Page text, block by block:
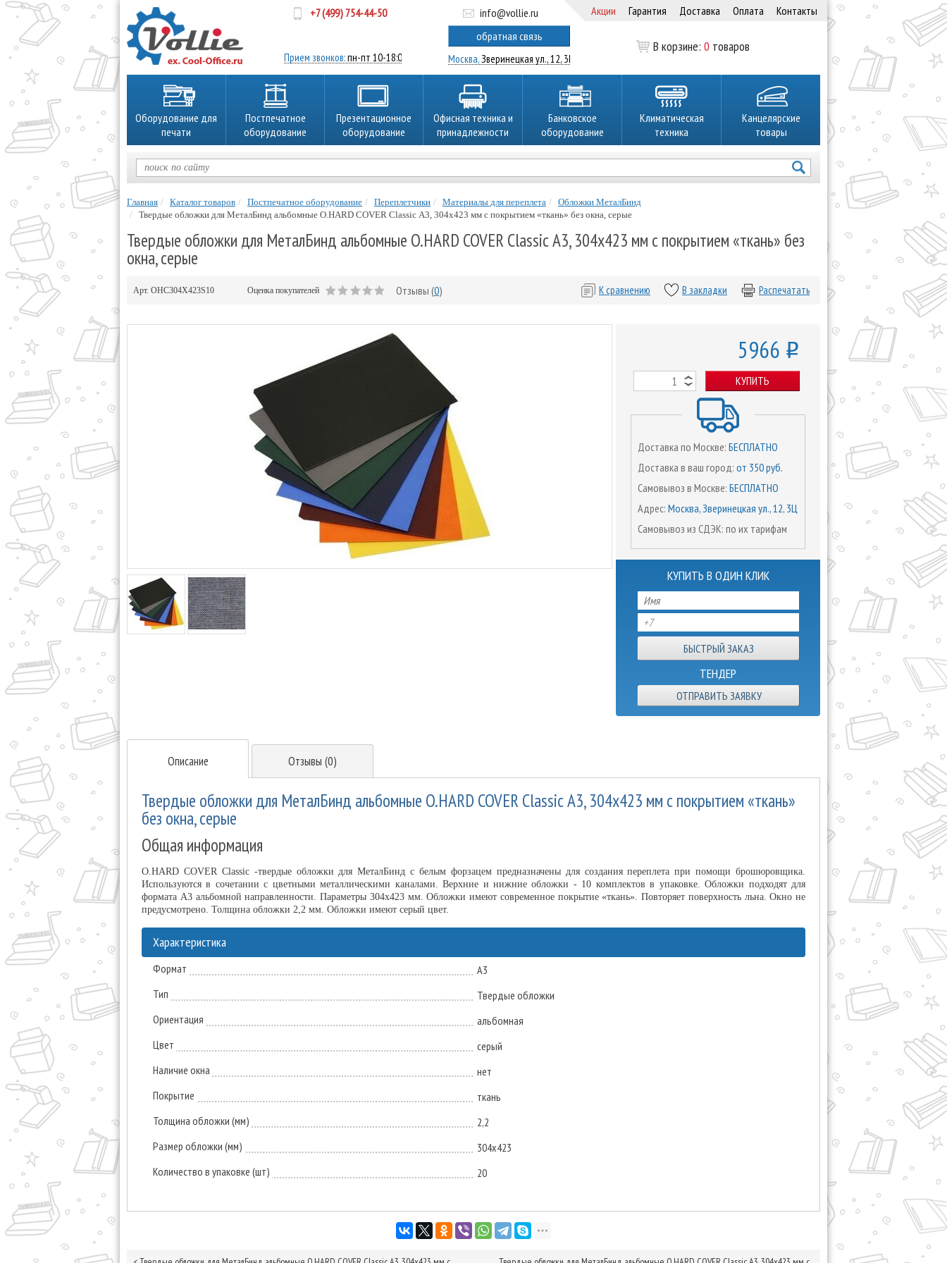
+7 (499) 754-44-50
Прием звонков:пн-пт 10-18:00
info@vollie.ru
обратная связь
Москва,Зверинецкая ул., 12, 3Ц
Акции Гарантия Доставка Оплата Контакты
В корзине:0 товаров
Оборудование для
печати
Постпечатное
оборудование
Презентационное
оборудование
Офисная техника и
принадлежности
Банковское
оборудование
Климатическая
техника
Канцелярские
товары
Главная Каталог товаров Постпечатное оборудование Переплетчики Материалы для переплета
Обложки МеталБинд
Твердые обложки для МеталБинд альбомные O.HARD COVER Classic А3, 304x423 мм с покрытием «ткань» без окна, серые
Твердые обложки для МеталБинд альбомные O.HARD COVER Classic А3, 304x423 мм с покрытием «ткань» без
окна, серые
Арт. OHC304X423S10 Оценка покупателей Отзывы (0) Распечатать
В закладки
К сравнению
5966 o
КУПИТЬ
Доставка по Москве: БЕСПЛАТНО
Доставка в ваш город: от 350 руб.
Самовывоз в Москве: БЕСПЛАТНО
Адрес: Москва, Зверинецкая ул., 12, 3Ц
Самовывоз из СДЭК: по их тарифам
КУПИТЬ В ОДИН КЛИК
ТЕНДЕР
ОТПРАВИТЬ ЗАЯВКУ
Описание Отзывы (0)
Твердые обложки для МеталБинд альбомные O.HARD COVER Classic А3, 304x423 мм с покрытием «ткань»
без окна, серые
Общая информация
O.HARD COVER Classic -твердые обложки для МеталБинд с белым форзацем предназначены для создания переплета при помощи брошюровщика.
Используются в сочетании с цветными металлическими каналами. Верхние и нижние обложки - 10 комплектов в упаковке. Обложки подходят для
формата А3 альбомной направленности. Параметры 304x423 мм. Обложки имеют современное покрытие «ткань». Повторяет поверхность льна. Окно не
предусмотрено. Толщина обложки 2,2 мм. Обложки имеют серый цвет.
Характеристика
Формат
А3
Тип
Твердые обложки
Ориентация
альбомная
Цвет
серый
Наличие окна
нет
Покрытие
ткань
Толщина обложки (мм)
2,2
Размер обложки (мм)
304х423
Количество в упаковке (шт)
20